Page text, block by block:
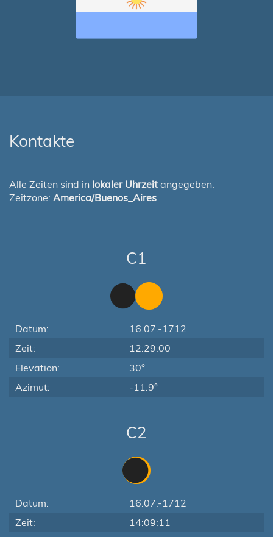
Kontakte
Alle Zeiten sind in lokaler Uhrzeit angegeben.
Zeitzone: America/Buenos_Aires
C1
Datum:
16.07.-1712
Zeit:
12:29:00
Elevation:
30°
Azimut:
-11.9°
C2
Datum:
16.07.-1712
Zeit:
14:09:11